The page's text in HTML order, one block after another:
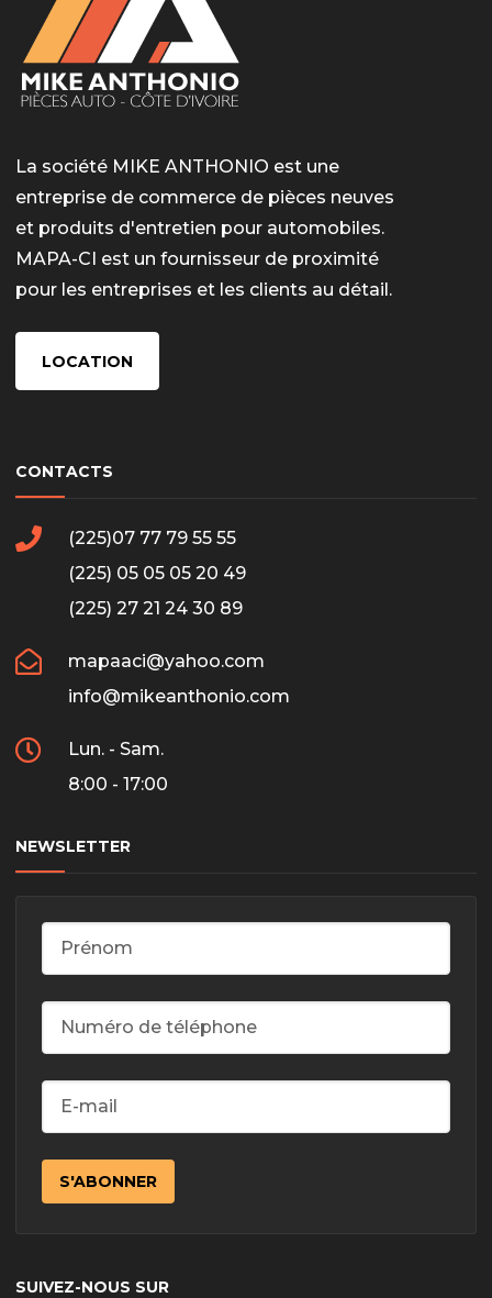
La société MIKE ANTHONIO est une
entreprise de commerce de pièces neuves
et produits d'entretien pour automobiles.
MAPA-CI est un fournisseur de proximité
pour les entreprises et les clients au détail.
LOCATION
CONTACTS
(225)07 77 79 55 55
(225) 05 05 05 20 49
(225) 27 21 24 30 89
mapaaci@yahoo.com
info@mikeanthonio.com
Lun. - Sam.
8:00 - 17:00
NEWSLETTER
SUIVEZ-NOUS SUR